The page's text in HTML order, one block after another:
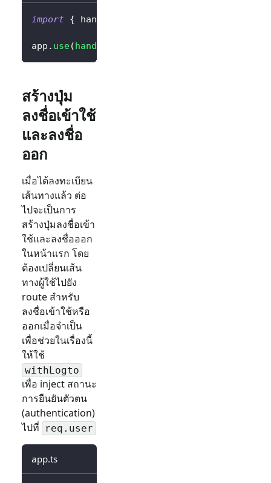
import { handleAuthRoutes
app . use(handleAuthRoutes
สร้างปุ่ม
ลงชื่อเข้าใช้
และลงชื่อ
ออก
เมื่อได้ลงทะเบียน
เส้นทางแล้ว ต่อ
ไปจะเป็นการ
สร้างปุ่มลงชื่อเข้า
ใช้และลงชื่อออก
ในหน้าแรก โดย
ต้องเปลี่ยนเส้น
ทางผู้ใช้ไปยัง
route สำหรับ
ลงชื่อเข้าใช้หรือ
ออกเมื่อจำเป็น
เพื่อช่วยในเรื่องนี้
ให้ใช้
withLogto
เพื่อ inject สถานะ
การยืนยันตัวตน
(authentication)
ไปที่
req.user
app.ts